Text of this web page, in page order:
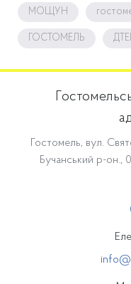
МОЩУН
ГОСТОМЕЛЬ
Гостомель, вул.
Бучанський р-